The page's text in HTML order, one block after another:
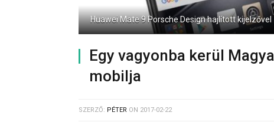
Huawei Mate 9 Porsche Design hajlított kijelzővel
Egy vagyonba kerül
mobilja
SZERZŐ: PÉTER ON 2017-02-22